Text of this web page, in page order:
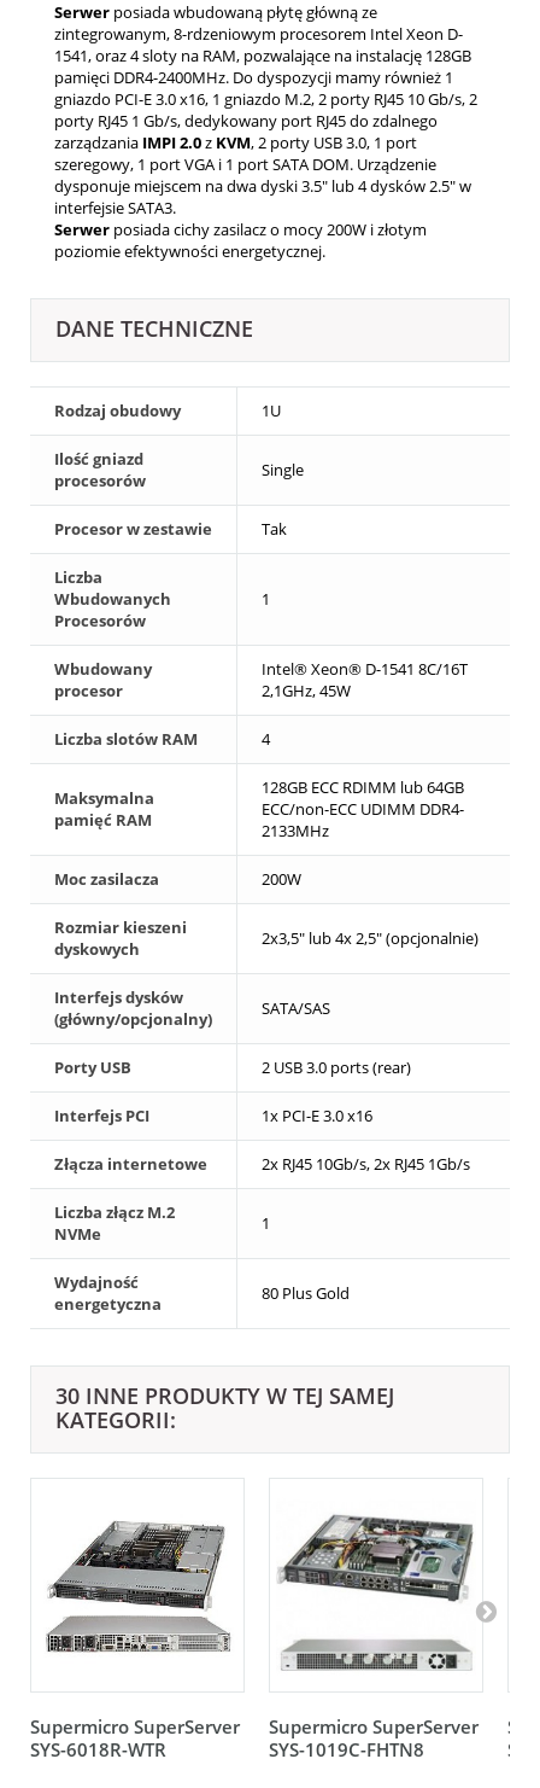
Serwer posiada wbudowaną płytę główną ze
zintegrowanym, 8-rdzeniowym procesorem Intel Xeon D-
1541, oraz 4 sloty na RAM, pozwalające na instalację 128GB
pamięci DDR4-2400MHz. Do dyspozycji mamy również 1
gniazdo PCI-E 3.0 x16, 1 gniazdo M.2, 2 porty RJ45 10 Gb/s, 2
porty RJ45 1 Gb/s, dedykowany port RJ45 do zdalnego
zarządzania IMPI2.0z KVM, 2 porty USB 3.0, 1 port
szeregowy, 1 port VGA i 1 port SATA DOM. Urządzenie
dysponuje miejscem na dwa dyski 3.5" lub 4 dysków 2.5" w
interfejsie SATA3.
Serwer posiada cichy zasilacz o mocy 200W i złotym
poziomie efektywności energetycznej.
DANE TECHNICZNE
Rodzaj obudowy 1U
Ilość gniazd
procesorów
Single
Procesor w zestawie Tak
Liczba
Wbudowanych
Procesorów
1
Wbudowany
procesor
Intel® Xeon® D-1541 8C/16T
2,1GHz, 45W
Liczba slotów RAM 4
Maksymalna
pamięć RAM
128GB ECC RDIMM lub 64GB
ECC/non-ECC UDIMM DDR4-
2133MHz
Moc zasilacza 200W
Rozmiar kieszeni
dyskowych
2x3,5" lub 4x 2,5" (opcjonalnie)
Interfejs dysków
(główny/opcjonalny)
SATA/SAS
Porty USB 2 USB 3.0 ports (rear)
Interfejs PCI 1x PCI-E 3.0 x16
Złącza internetowe 2x RJ45 10Gb/s, 2x RJ45 1Gb/s
Liczba złącz M.2
NVMe
1
Wydajność
energetyczna
80 Plus Gold
30 INNE PRODUKTY W TEJ SAMEJ
KATEGORII:
Supermicro SuperServer
SYS-6018R-WTR
Supermicro SuperServer
SYS-1019C-FHTN8